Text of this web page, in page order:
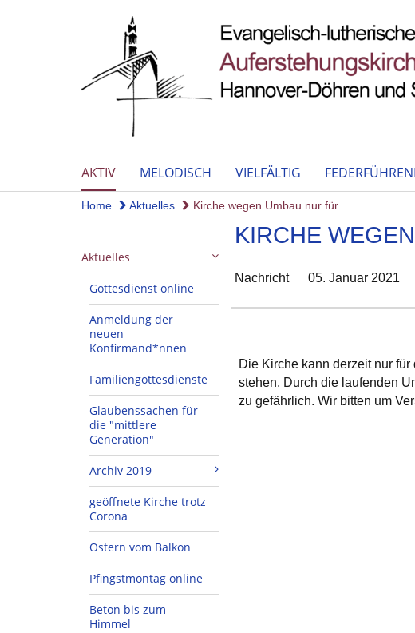
AKTIV MELODISCH VIELFÄLTIG
Home Aktuelles Kirche wegen Umbau nur für ...
Aktuelles
Gottesdienst online
Anmeldung der
neuen
Konfirmand*nnen
Familiengottesdienste
Glaubenssachen für
die "mittlere
Generation"
Archiv 2019
geöffnete Kirche trotz
Corona
Ostern vom Balkon
Pfingstmontag online
Beton bis zum
Himmel
KIRCHE
Nachricht 05. Januar 2021
Die Kirche kann derzeit nur
stehen. Durch die laufenden
zu gefährlich. Wir bitten um